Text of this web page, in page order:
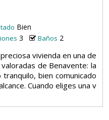
Bien
3 Baños 2
vivienda en una de
de Benavente: la
bien comunicado
Cuando eliges una v